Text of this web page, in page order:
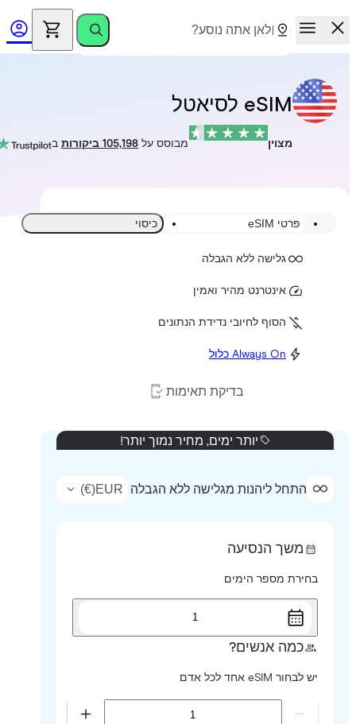
eSIM לסיאטל
מבוסס על105,198 ביקורות ב
פרטי eSIM כיסוי
גלישה ללא הגבלה
אינטרנט מהיר ואמין
הסוף לחיובי נדידת הנתונים
Always On כלול
בדיקת תאימות
יותר ימים, מחיר נמוך יותר!
התחל ליהנות מגלישה ללא הגבלה EUR
€
)
משך הנסיעה
בחירת מספר הימים
כמה אנשים?
יש לבחור eSIM אחד לכל אדם